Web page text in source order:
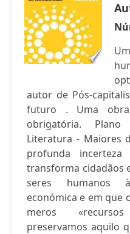
autor de Pós-
futuro . Uma
obrigatória.
Literatura - Maiores
profunda
transforma cidadãos
seres humanos
económica e em que
meros
preservamos aquilo